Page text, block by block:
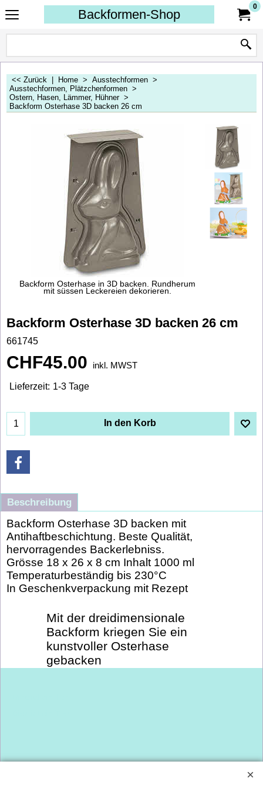
Backformen-Shop
0
<< Zurück Home > Ausstechformen >
Ausstechformen, Plätzchenformen >
Ostern, Hasen, Lämmer, Hühner>
Backform Osterhase 3D backen 26 cm
Backform Osterhase in 3D backen. Rundherum
mit süssen Leckereien dekorieren.
Backform Osterhase 3D backen 26 cm
661745
CHF45.00 inkl. MWST
Lieferzeit: 1-3 Tage
In den Korb
Beschreibung
Backform Osterhase 3D backen mit
Antihaftbeschichtung. Beste Qualität,
hervorragendes Backerlebniss.
Grösse 18 x 26 x 8 cm Inhalt 1000 ml
Temperaturbeständig bis 230°C
In Geschenkverpackung mit Rezept
Mit der dreidimensionale
Backform kriegen Sie ein
kunstvoller Osterhase
gebacken